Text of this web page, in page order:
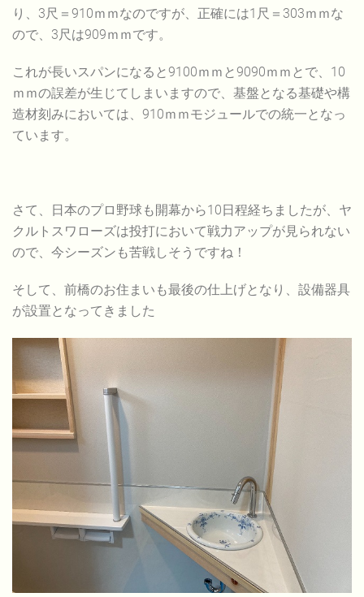
り、3尺＝910ｍｍなのですが、正確には1尺＝303ｍｍな
ので、3尺は909ｍｍです。
これが長いスパンになると9100ｍｍと9090ｍｍとで、10
ｍｍの誤差が生じてしまいますので、基盤となる基礎や構
造材刻みにおいては、910ｍｍモジュールでの統一となっ
ています。
さて、日本のプロ野球も開幕から10日程経ちましたが、ヤ
クルトスワローズは投打において戦力アップが見られない
ので、今シーズンも苦戦しそうですね！
そして、前橋のお住まいも最後の仕上げとなり、設備器具
が設置となってきました